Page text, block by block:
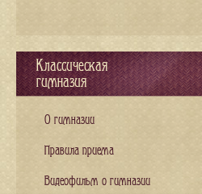
Классическая
гимназия
О гимназии
Правила приема
Видеофильм о гимназии